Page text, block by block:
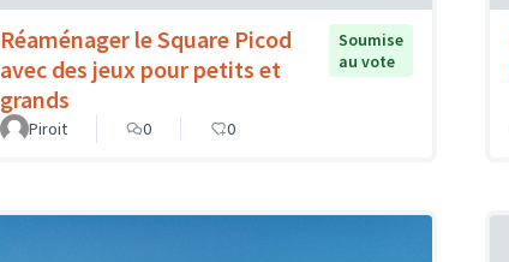
Réaménager le Square Picod
avec des jeux pour petits et
grands
Soumise
au vote
Piroit 0 0